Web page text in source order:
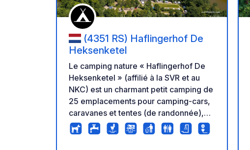
(4351 RS) Haflingerhof De
Heksenketel
Le camping nature « Haflingerhof De
Heksenketel » (affilié à la SVR et au
NKC) est un charmant petit camping de
25 emplacements pour camping-cars,
caravanes et tentes (de randonnée),
niché dans un écrin de verdure bien
abrité. Les emplacements sont pavés